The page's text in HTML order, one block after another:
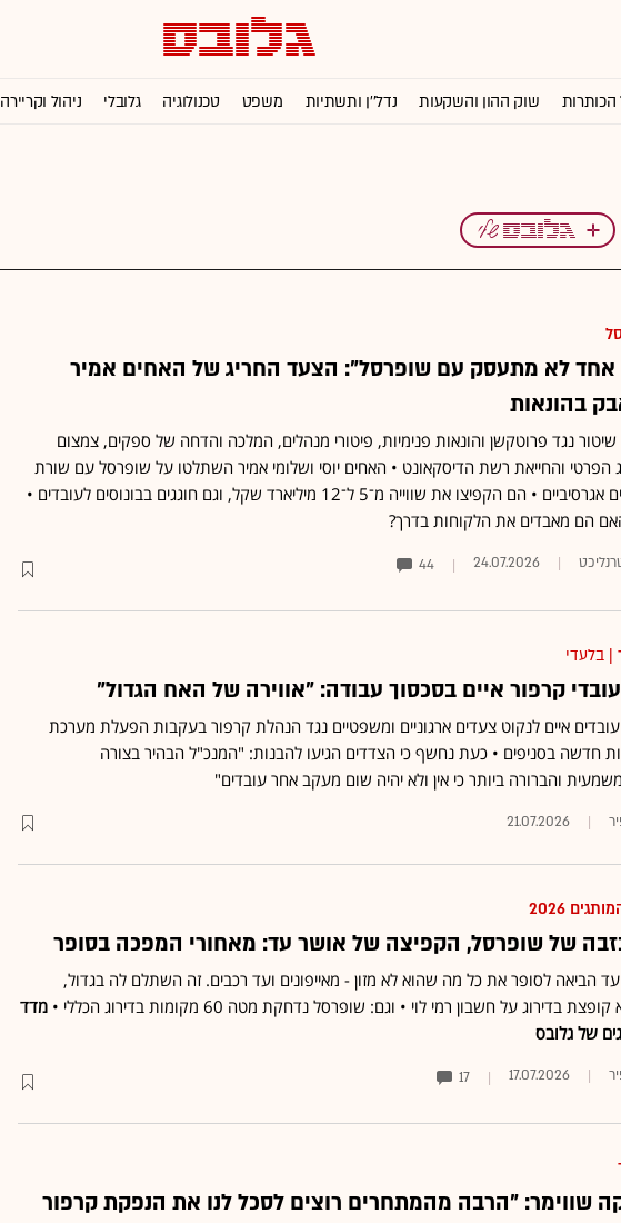
הכותרות שוק ההון והשקעות נדל''ן ותשתיות משפט טכנולוגיה גלובלי ניהול וקריירה
לא מתעסק עם שופרסל": הצעד החריג של האחים אמיר
בהונאות
שיטור נגד פרוטקשן והונאות פנימיות, פיטורי מנהלים, המלכה והדחה של ספקים, צמצום
הפרטי והחייאת רשת הדיסקאונט • האחים יוסי ושלומי אמיר השתלטו על שופרסל עם שורת
מהלכים אגרסיביים • הם הקפיצו את שווייה מ־5 ל־12 מיליארד שקל, וגם חוגגים בבונוסים לעובדים •
הם מאבדים את הלקוחות בדרך?
24.07.2026
44
| בלעדי
קרפור איים בסכסוך עבודה: "אווירה של האח הגדול"
איים לנקוט צעדים ארגוניים ומשפטיים נגד הנהלת קרפור בעקבות הפעלת מערכת
חדשה בסניפים • כעת נחשף כי הצדדים הגיעו להבנות: "המנכ"ל הבהיר בצורה
והברורה ביותר כי אין ולא יהיה שום מעקב אחר עובדים"
21.07.2026
2026
של שופרסל, הקפיצה של אושר עד: מאחורי המפכה בסופר
הביאה לסופר את כל מה שהוא לא מזון - מאייפונים ועד רכבים. זה השתלם לה בגדול,
בדירוג על חשבון רמי לוי • וגם: שופרסל נדחקת מטה 60 מקומות בדירוג הכללי •
מדד
של גלובס
17.07.2026
17
שווימר: "הרבה מהמתחרים רוצים לסכל לנו את הנפקת קרפור